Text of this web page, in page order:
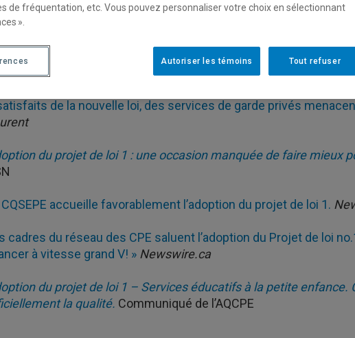
à l’enfance. Communiqué du cabinet du ministre de la
Le
avec la loi 1, le gouvernement se donne 5 ans pour créer
de la nouvelle loi, des services de garde privés
du projet de loi 1 : une occasion manquée de faire mieux
CQSEPE accueille favorablement l’adoption du projet de loi 1.
cadres du réseau des CPE saluent l’adoption du Projet de loi
à vitesse grand V! » Newswire.ca
du projet de loi 1 – Services éducatifs à la petite enfance.
la qualité. Communiqué de l’AQCPE
de fréquentation, etc. Vous pouvez personnaliser votre choix en sélectionnant
».
Tout refuser
Autoriser les témoins